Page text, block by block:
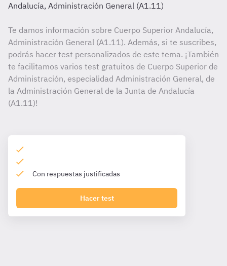
Andalucía, Administración General (A1.11)
Te damos información sobre Cuerpo Superior Andalucía,
Administración General (A1.11). Además, si te suscribes,
podrás hacer test personalizados de este tema. ¡También
te facilitamos varios test gratuitos de Cuerpo Superior de
Administración, especialidad Administración General, de
la Administración General de la Junta de Andalucía
(A1.11)!
Con respuestas justificadas
Hacer test